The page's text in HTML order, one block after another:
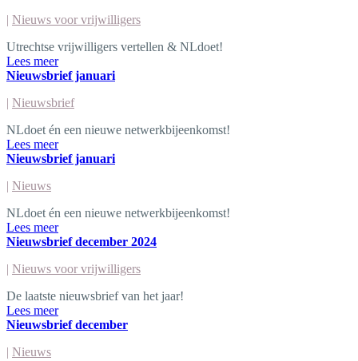
| Nieuws voor vrijwilligers
Utrechtse vrijwilligers vertellen & NLdoet!
Lees meer
Nieuwsbrief januari
| Nieuwsbrief
NLdoet én een nieuwe netwerkbijeenkomst!
Lees meer
Nieuwsbrief januari
| Nieuws
NLdoet én een nieuwe netwerkbijeenkomst!
Lees meer
Nieuwsbrief december 2024
| Nieuws voor vrijwilligers
De laatste nieuwsbrief van het jaar!
Lees meer
Nieuwsbrief december
| Nieuws